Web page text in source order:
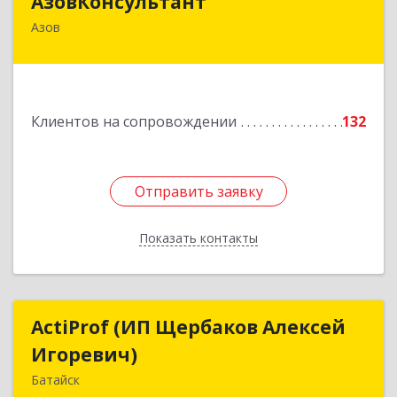
Азов
Клиентов на сопровождении 132
Отправить заявку
Показать контакты
346780, Ростовская обл, Азов г, Петровский б-р,
Отправить заявку
Назад
ActiProf (ИП Щербаков Алексей
Игоревич)
Батайск
ActiProf (ИП Щербаков Алексей